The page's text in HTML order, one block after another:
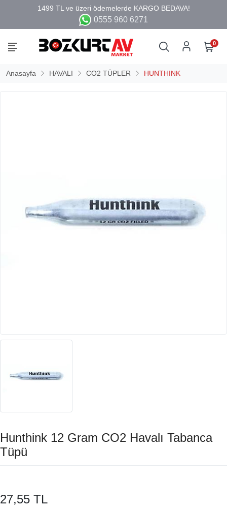
0555 960 6271
0
Anasayfa HAVALI CO2 TÜPLER HUNTHINK
Hunthink 12 Gram CO2 Havalı Tabanca
Tüpü
27,55 TL